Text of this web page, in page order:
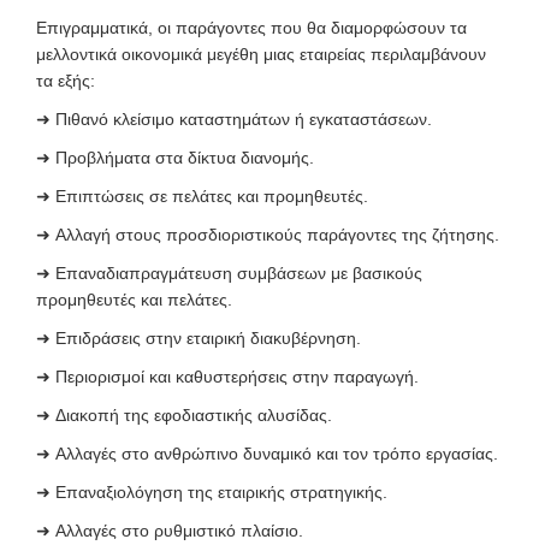
Επιγραμματικά, οι παράγοντες που θα διαμορφώσουν τα
μελλοντικά οικονομικά μεγέθη μιας εταιρείας περιλαμβάνουν
τα εξής:
➜ Πιθανό κλείσιμο καταστημάτων ή εγκαταστάσεων.
➜ Προβλήματα στα δίκτυα διανομής.
➜ Επιπτώσεις σε πελάτες και προμηθευτές.
➜ Αλλαγή στους προσδιοριστικούς παράγοντες της ζήτησης.
➜ Επαναδιαπραγμάτευση συμβάσεων με βασικούς
προμηθευτές και πελάτες.
➜ Επιδράσεις στην εταιρική διακυβέρνηση.
➜ Περιορισμοί και καθυστερήσεις στην παραγωγή.
➜ Διακοπή της εφοδιαστικής αλυσίδας
➜ Αλλαγές στο ανθρώπινο δυναμικό και τον τρόπο εργασίας.
➜ Επαναξιολόγηση της εταιρικής στρατηγικής.
➜ Αλλαγές στο ρυθμιστικό πλαίσιο.